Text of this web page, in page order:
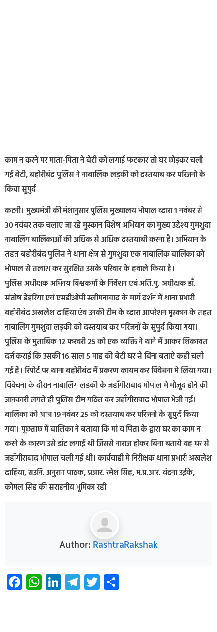
काम न करने पर माता-पिता ने बेटी को लगाई फटकार तो घर छोड़कर चली
गई बेटी, बहोरीबंद पुलिस ने नाबालिक लड़की को दस्तयाब कर परिजनो के
किया सुपुर्द
कटनी। मुख्यमंत्री की मंशानुसार पुलिस मुख्यालय भोपाल व्दारा 1 नवंबर से
30 नवंबर तक चलाए जा रहे मुस्कान विशेष अभियान का मुख्य उद्देश्य गुमशुदा
नाबालिग बालिकाओं की अधिक से अधिक दस्तयाबी करना है। अभियान के
तहत बहोरीबंद पुलिस ने थाना क्षेत्र से गुमशुदा एक नाबालिक बालिका को
भोपाल से तलाश कर सुरक्षित उसके परिवार के हवाले किया है।
पुलिस अधीक्षक अभिनय विश्वकर्मा के निर्देशन एवं अति.पु. अधीक्षक डाँ.
संतोष डेहरिया एवं एसडीओपी स्लीमनाबाद के मार्ग दर्शन में थाना प्रभारी
बहोरीबंद अखलेश दाहिया एंव उनकी टीम के व्दारा आपरेशन मुस्कान के तहत
नाबालिग गुमशुदा लड़की को दस्तयाब कर परिजनों के सुपुर्द किया गया।
पुलिस के मुताबिक 12 फरवरी 25 को एक व्यक्ति ने थाने में आकर शिकायत
दर्ज कराई कि उसकी 16 साल 5 माह की बेटी घर से बिना बताऐ कही चली
गई है। रिपोर्ट पर थाना बहोरीबंद में प्रकरण कायम कर विवेचना मे लिया गया।
विवेचना के दौरान नाबालिग लडकी के जहाँगीराबाद भोपाल मे मौजूद होने की
जानकारी लगते ही पुलिस टीम गठित कर जहाँगीराबाद भोपाल भेजी गई।
बालिका को आज 19 नवंबर 25 को दस्तयाब कर परिजनो के सुपुर्द किया
गया। पूछताछ में बालिका ने बताया कि मां व पिता के द्वारा घर का काम न
करने के कारण उसे डांट लगाई थी जिससे नाराज होकर बिना बताये वह घर से
जहाँगीराबाद भोपाल चली गई थी। कार्यवाही मे निरीक्षक थाना प्रभारी अखलेश
दाहिया, सउनि. अनुराग पाठक, प्रआर. रमेश सिह, म.प्र.आर. वंदना उईके,
कोमल सिह की सराहनीय भूमिका रही।
Author: RashtraRakshak
Facebook
WhatsApp
LinkedIn
Telegram
Twitter